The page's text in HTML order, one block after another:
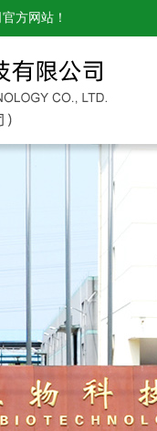
官方网站！